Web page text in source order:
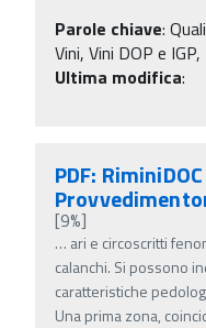
Parole chiave:
Vini, Vini DOP e
Ultima modifica:
PDF: RiminiDOC
[9%]
… ari e circoscritti
calanchi. Si possono
caratteristiche
Una prima zona,